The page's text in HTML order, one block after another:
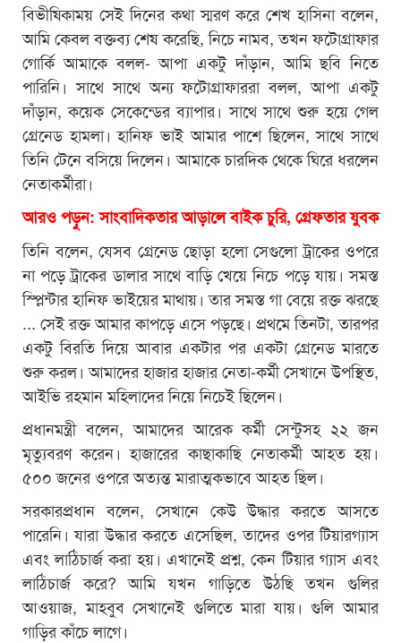
বিভীষিকাময় সেই দিনের কথা স্মরণ করে শেখ হাসিনা বলেন,
আমি কেবল বক্তব্য শেষ করেছি, নিচে নামব, তখন ফটোগ্রাফার
গোর্কি আমাকে বলল- আপা একটু দাঁড়ান, আমি ছবি নিতে
পারিনি। সাথে সাথে অন্য ফটোগ্রাফাররা বলল, আপা একটু
দাঁড়ান, কয়েক সেকেন্ডের ব্যাপার। সাথে সাথে শুরু হয়ে গেল
গ্রেনেড হামলা। হানিফ ভাই আমার পাশে ছিলেন, সাথে সাথে
তিনি টেনে বসিয়ে দিলেন। আমাকে চারদিক থেকে ঘিরে ধরলেন
নেতাকর্মীরা।
আরও পড়ুন: সাংবাদিকতার আড়ালে বাইক চুরি, গ্রেফতার যুবক
তিনি বলেন, যেসব গ্রেনেড ছোড়া হলো সেগুলো ট্রাকের ওপরে
না পড়ে ট্রাকের ডালার সাথে বাড়ি খেয়ে নিচে পড়ে যায়। সমস্ত
স্প্লিন্টার হানিফ ভাইয়ের মাথায়। তার সমস্ত গা বেয়ে রক্ত ঝরছে
... সেই রক্ত আমার কাপড়ে এসে পড়ছে। প্রথমে তিনটা, তারপর
একটু বিরতি দিয়ে আবার একটার পর একটা গ্রেনেড মারতে
শুরু করল। আমাদের হাজার হাজার নেতা-কর্মী সেখানে উপস্থিত,
আইভি রহমান মহিলাদের নিয়ে নিচেই ছিলেন।
প্রধানমন্ত্রী বলেন, আমাদের আরেক কর্মী সেন্টুসহ ২২ জন
মৃত্যুবরণ করেন। হাজারের কাছাকাছি নেতাকর্মী আহত হয়।
৫০০ জনের ওপরে অত্যন্ত মারাত্মকভাবে আহত ছিল।
সরকারপ্রধান বলেন, সেখানে কেউ উদ্ধার করতে আসতে
পারেনি। যারা উদ্ধার করতে এসেছিল, তাদের ওপর টিয়ারগ্যাস
এবং লাঠিচার্জ করা হয়। এখানেই প্রশ্ন, কেন টিয়ার গ্যাস এবং
লাঠিচার্জ করে? আমি যখন গাড়িতে উঠছি তখন গুলির
আওয়াজ, মাহবুব সেখানেই গুলিতে মারা যায়। গুলি আমার
গাড়ির কাঁচে লাগে।